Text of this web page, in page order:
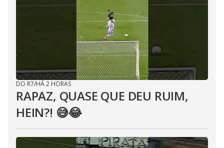
DO R7/HÁ 2 HORAS
RAPAZ, QUASE QUE DEU RUIM,
HEIN?! 😅😂⁣